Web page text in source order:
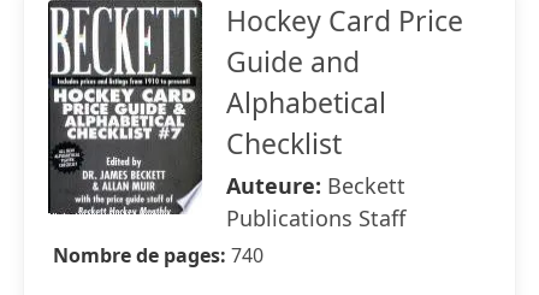
Hockey Card Price
Guide and
Alphabetical
Checklist
Auteure: Beckett
Publications Staff
Nombre de pages: 740